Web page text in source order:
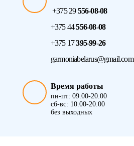
+375 29556-08-08
+375 44556-08-08
+375 17395-99-26
garmoniabelarus@gmail.com
Время работы
пн-пт: 09.00-20.00
сб-вс: 10.00-20.00
без выходных